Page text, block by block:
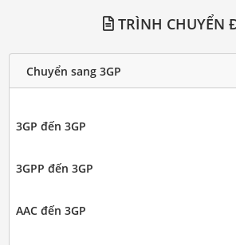
TRÌNH CHUYỂN
Chuyển sang 3GP
3GP đến 3GP
3GPP đến 3GP
AAC đến 3GP